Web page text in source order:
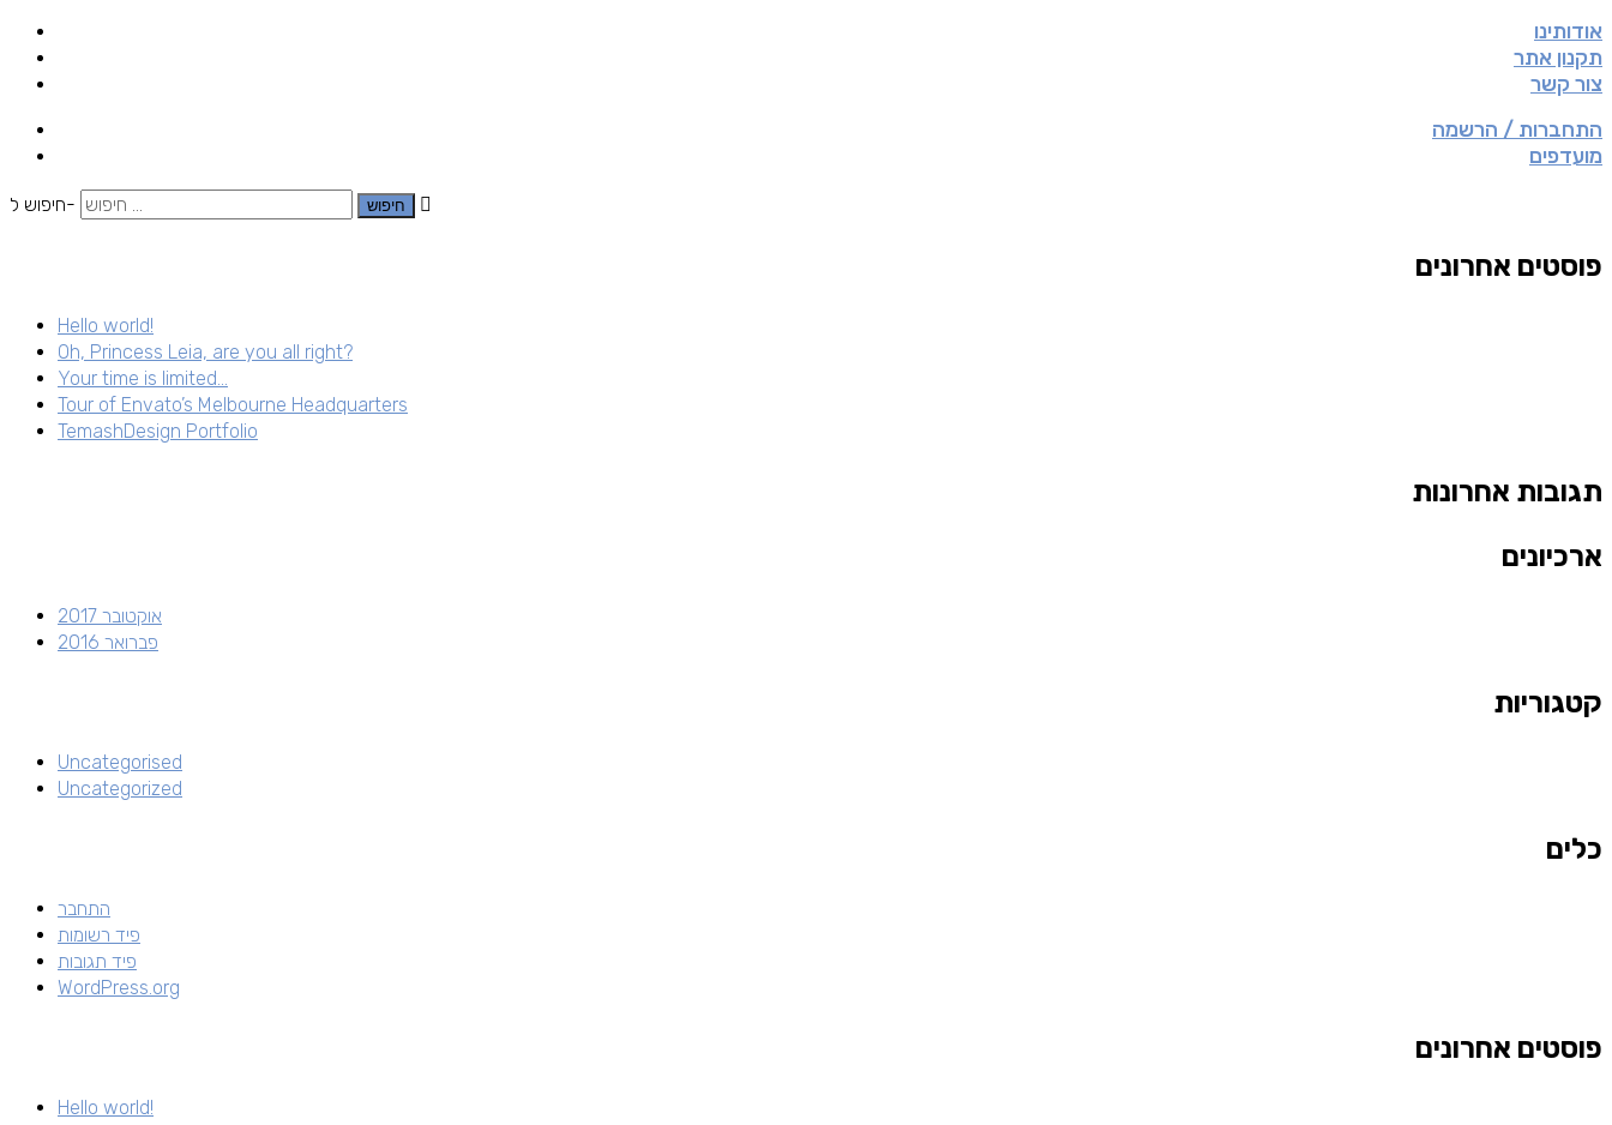
אודותינו
תקנון אתר
צור קשר
התחברות / הרשמה
מועדפים
חיפוש ל-
פוסטים אחרונים
Hello world!
Oh, Princess Leia, are you all right?
Your time is limited…
Tour of Envato’s Melbourne Headquarters
TemashDesign Portfolio
תגובות אחרונות
ארכיונים
אוקטובר 2017
פברואר 2016
קטגוריות
Uncategorised
Uncategorized
כלים
התחבר
פיד רשומות
פיד תגובות
WordPress.org
פוסטים אחרונים
Hello world!